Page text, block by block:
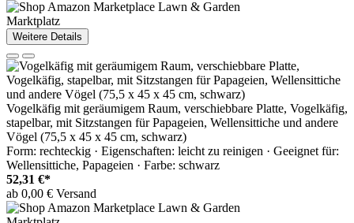
Marktplatz
Weitere Details
Vogelkäfig mit geräumigem Raum, verschiebbare Platte, Vogelkäfig,
stapelbar, mit Sitzstangen für Papageien, Wellensittiche und andere
Vögel (75,5 x 45 x 45 cm, schwarz)
Form: rechteckig · Eigenschaften: leicht zu reinigen · Geeignet für:
Wellensittiche, Papageien · Farbe: schwarz
52,31 €*
ab 0,00 € Versand